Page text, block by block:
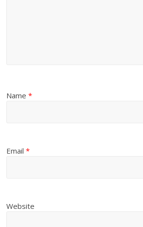
Name*
Email*
Website